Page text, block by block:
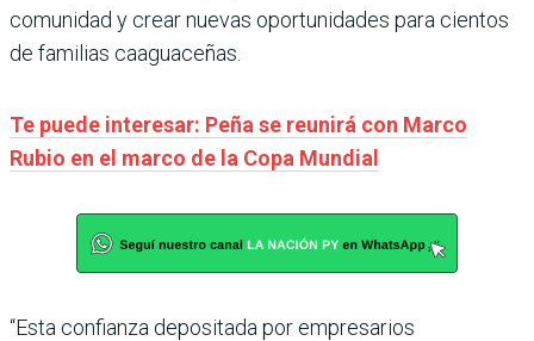
comunidad y crear nuevas oportunidades para cientos
de familias caaguaceñas.
Te puede interesar: Peña se reunirá con Marco
Rubio en el marco de la Copa Mundial
“Esta confianza depositada por empresarios